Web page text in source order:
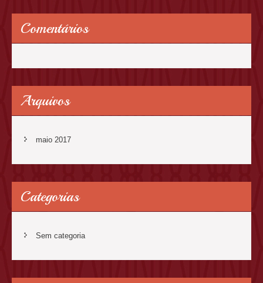
Comentários
Arquivos
maio 2017
Categorias
Sem categoria